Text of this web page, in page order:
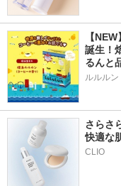
【
誕生！
るんと
ルルルン
さらさ
快適な